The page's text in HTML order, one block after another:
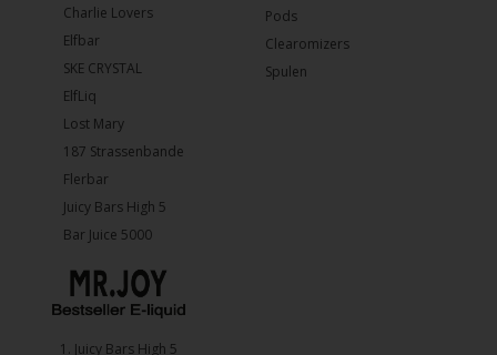
Pods
Clearomizers
Spulen
Charlie Lovers
Elfbar
SKE CRYSTAL
ElfLiq
Lost Mary
187 Strassenbande
Flerbar
Juicy Bars High 5
Bar Juice 5000
1.⁠ ⁠Juicy Bars High 5